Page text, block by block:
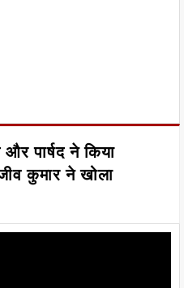
पार्षद ने किया
कुमार ने खोला